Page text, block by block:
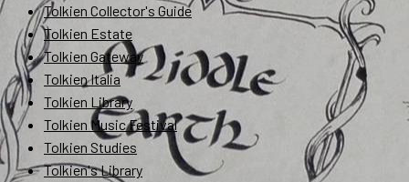
Tolkien Collector's Guide
Tolkien Estate
Tolkien Gateway
Tolkien Italia
Tolkien Library
Tolkien Music Festival
Tolkien Studies
Tolkien's Library